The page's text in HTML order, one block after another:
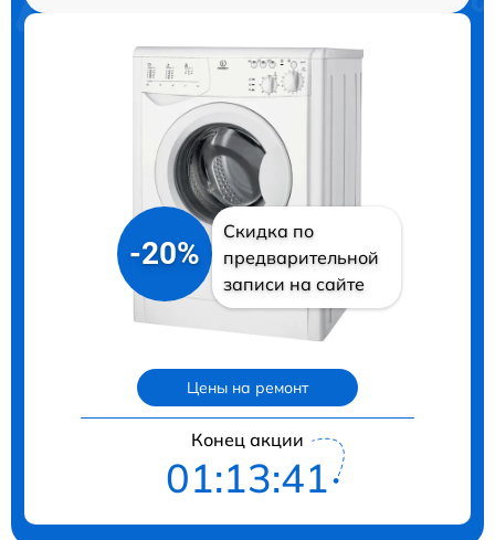
-20%
Скидка по
предварительной
записи на сайте
Цены на ремонт
Конец акции
01:13:40